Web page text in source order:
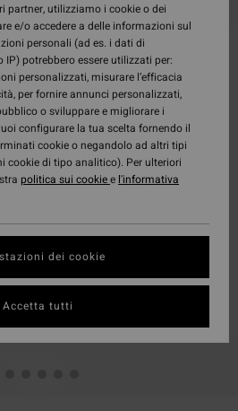
partner, utilizziamo i cookie o dei
e/o accedere a delle informazioni sul
personali (ad es. i dati di
potrebbero essere utilizzati per:
personalizzati, misurare l’efficacia
per fornire annunci personalizzati,
o sviluppare e migliorare i
configurare la tua scelta fornendo il
cookie o negandolo ad altri tipi
cookie di tipo analitico). Per ulteriori
politica sui cookiee l'informativa
dei cookie
Accetta tutti